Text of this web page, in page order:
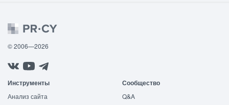
© 2006—2026
Инструменты
Анализ сайта
Сообщество
Q&A